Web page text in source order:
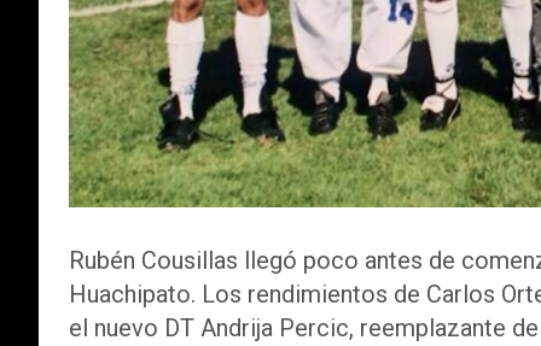
Rubén Cousillas llegó poco antes de
Huachipato. Los rendimientos de Carlos
el nuevo DT Andrija Percic, reemplazante